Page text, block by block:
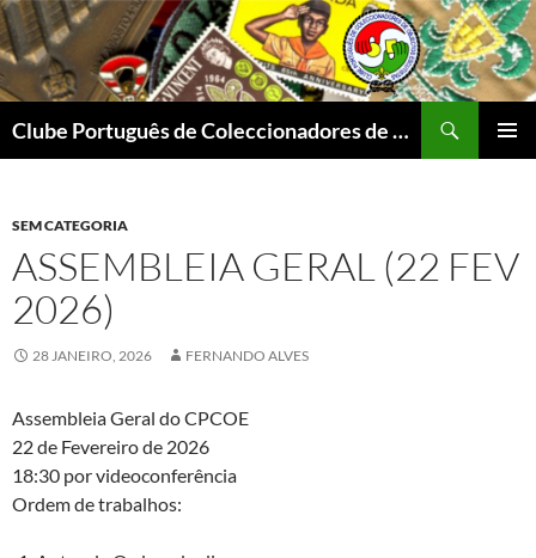
Clube Português de Coleccionadores de Objectos Escutistas
CONTEÚDO
SEM CATEGORIA
ASSEMBLEIA GERAL (22 FEV
2026)
28 JANEIRO, 2026 FERNANDO ALVES
Assembleia Geral do CPCOE
22 de Fevereiro de 2026
18:30 por videoconferência
Ordem de trabalhos: